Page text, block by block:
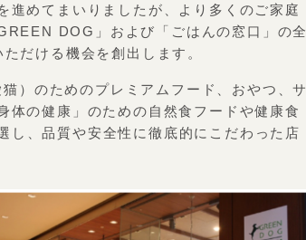
進めてまいりましたが、より多くのご家庭
DOG」および「ごはんの窓口」の全
だける機会を創出します。
）のためのプレミアムフード、おやつ、サ
体の健康」のための自然食フードや健康食
し、品質や安全性に徹底的にこだわった店